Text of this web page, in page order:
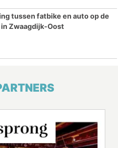
tussen fatbike en auto op de
Zwaagdijk-Oost